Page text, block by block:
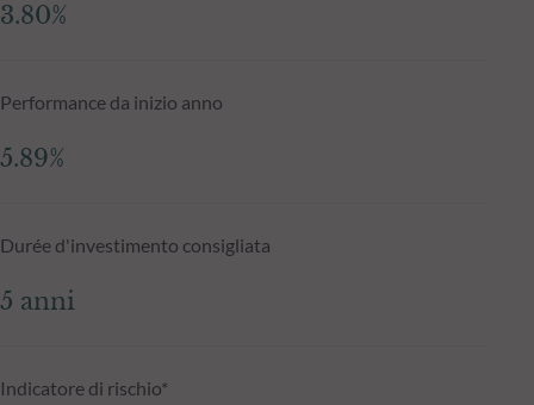
3.80%
Performance da inizio anno
5.89%
Durée d'investimento consigliata
5 anni
Indicatore di rischio*